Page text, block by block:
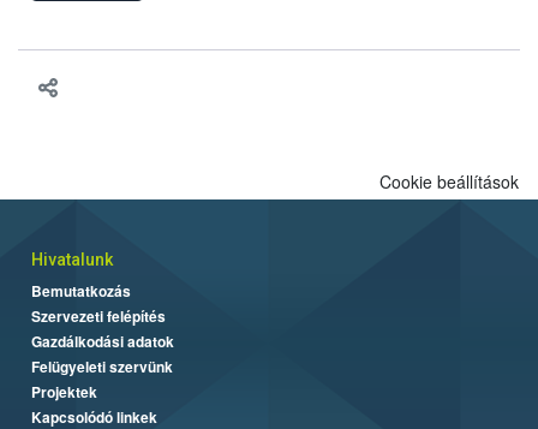
Cookie beállítások
Hivatalunk
Bemutatkozás
Szervezeti felépítés
Gazdálkodási adatok
Felügyeleti szervünk
Projektek
Kapcsolódó linkek